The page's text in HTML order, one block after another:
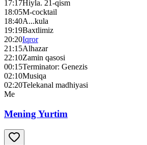
17:17Hiyla. 21-qism
18:05M-cocktail
18:40A...kula
19:19Baxtlimiz
20:20Iqror
21:15Alhazar
22:10Zamin qasosi
00:15Terminator: Genezis
02:10Musiqa
02:20Telekanal madhiyasi
Me
Mening Yurtim